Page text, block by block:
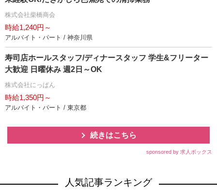
株式会社柴橋商会
時給1,240円～
アルバイト・パート / 神奈川県
寿司店ホールスタッフ/ディナースタッフ 学生&フリーター
大歓迎 日曜休み 週2日～OK
株式会社にっぱん
時給1,350円～
アルバイト・パート / 東京都
続きはこちら
sponsored by 求人ボックス
人気記事ランキング